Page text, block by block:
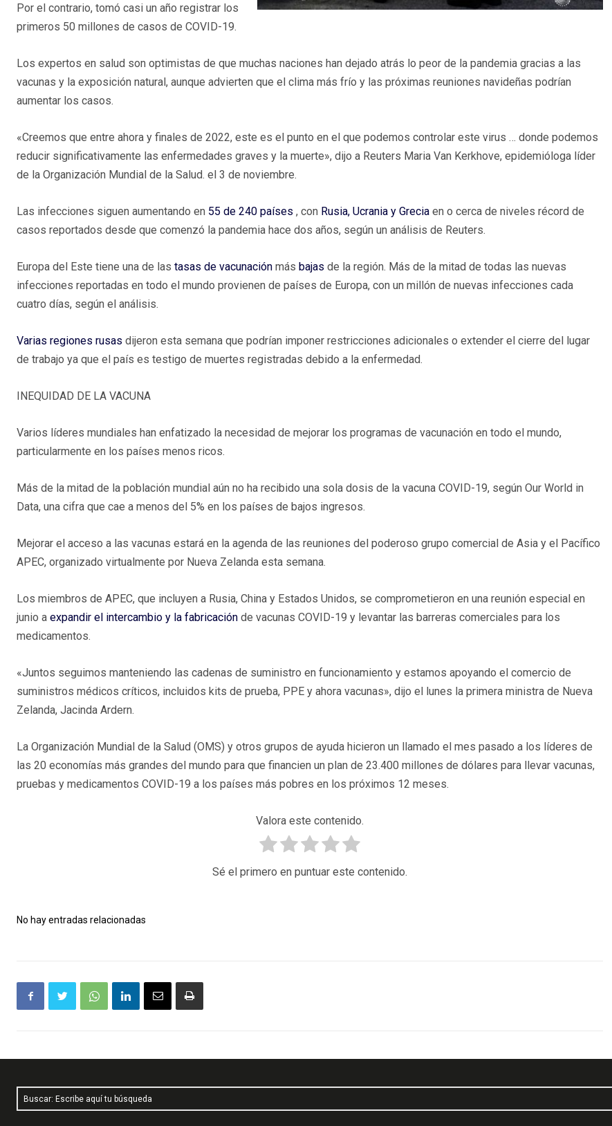
Por el contrario, tomó casi un año registrar los
primeros 50 millones de casos de COVID-19.
Los expertos en salud son optimistas de que muchas naciones han dejado atrás lo peor de la pandemia gracias a las
vacunas y la exposición natural, aunque advierten que el clima más frío y las próximas reuniones navideñas podrían
aumentar los casos.
«Creemos que entre ahora y finales de 2022, este es el punto en el que podemos controlar este virus … donde podemos
reducir significativamente las enfermedades graves y la muerte», dijo a Reuters Maria Van Kerkhove, epidemióloga líder
de la Organización Mundial de la Salud. el 3 de noviembre.
Las infecciones siguen aumentando en 55 de 240 países , con Rusia, Ucrania y Grecia en o cerca de niveles récord de
casos reportados desde que comenzó la pandemia hace dos años, según un análisis de Reuters.
Europa del Este tiene una de las tasas de vacunación más bajas de la región. Más de la mitad de todas las nuevas
infecciones reportadas en todo el mundo provienen de países de Europa, con un millón de nuevas infecciones cada
cuatro días, según el análisis.
Varias regiones rusas dijeron esta semana que podrían imponer restricciones adicionales o extender el cierre del lugar
de trabajo ya que el país es testigo de muertes registradas debido a la enfermedad.
INEQUIDAD DE LA VACUNA
Varios líderes mundiales han enfatizado la necesidad de mejorar los programas de vacunación en todo el mundo,
particularmente en los países menos ricos.
Más de la mitad de la población mundial aún no ha recibido una sola dosis de la vacuna COVID-19, según Our World in
Data, una cifra que cae a menos del 5% en los países de bajos ingresos.
Mejorar el acceso a las vacunas estará en la agenda de las reuniones del poderoso grupo comercial de Asia y el Pacífico
APEC, organizado virtualmente por Nueva Zelanda esta semana.
Los miembros de APEC, que incluyen a Rusia, China y Estados Unidos, se comprometieron en una reunión especial en
junio a expandir el intercambio y la fabricación de vacunas COVID-19 y levantar las barreras comerciales para los
medicamentos.
«Juntos seguimos manteniendo las cadenas de suministro en funcionamiento y estamos apoyando el comercio de
suministros médicos críticos, incluidos kits de prueba, PPE y ahora vacunas», dijo el lunes la primera ministra de Nueva
Zelanda, Jacinda Ardern.
La Organización Mundial de la Salud (OMS) y otros grupos de ayuda hicieron un llamado el mes pasado a los líderes de
las 20 economías más grandes del mundo para que financien un plan de 23.400 millones de dólares para llevar vacunas,
pruebas y medicamentos COVID-19 a los países más pobres en los próximos 12 meses.
Valora este contenido.
Sé el primero en puntuar este contenido.
No hay entradas relacionadas
Buscar: Escribe aquí tu búsqueda